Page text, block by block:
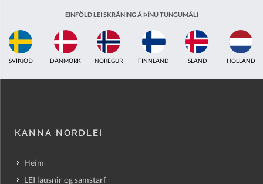
EINFÖLD LEI SKRÁNING Á ÞÍNU TUNGUMÁLI
ÍSLAND HOLLAND BRETLAND INDLAND EISTLAND ÁSTRALÍA
KANNA NORDLEI
Heim
LEI lausnir og samstarf